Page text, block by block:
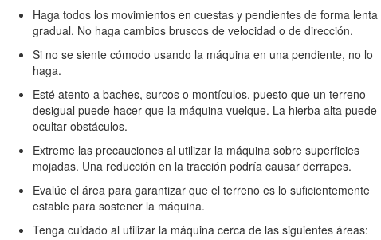
Haga todos los movimientos en cuestas y pendientes de forma lenta
gradual. No haga cambios bruscos de velocidad o de dirección.
Si no se siente cómodo usando la máquina en una pendiente, no lo
haga.
Esté atento a baches, surcos o montículos, puesto que un terreno
desigual puede hacer que la máquina vuelque. La hierba alta puede
ocultar obstáculos.
Extreme las precauciones al utilizar la máquina sobre superficies
mojadas. Una reducción en la tracción podría causar derrapes.
Evalúe el área para garantizar que el terreno es lo suficientemente
estable para sostener la máquina.
Tenga cuidado al utilizar la máquina cerca de las siguientes áreas:
de componentes y accesorios en movimiento.
colocados y funcionando los protectores y dispositivos de seguridad.
y a los animales domésticos de la máquina.
llave antes de realizar tareas de mantenimiento o repostaje y antes de
máquina puede causar lesiones. Para reducir el peligro de lesiones,
seguridad , que significa: Cuidado, Advertencia o Peligro – instrucción
dar lugar a lesiones personales o la muerte.
Seguridad en las pendientes